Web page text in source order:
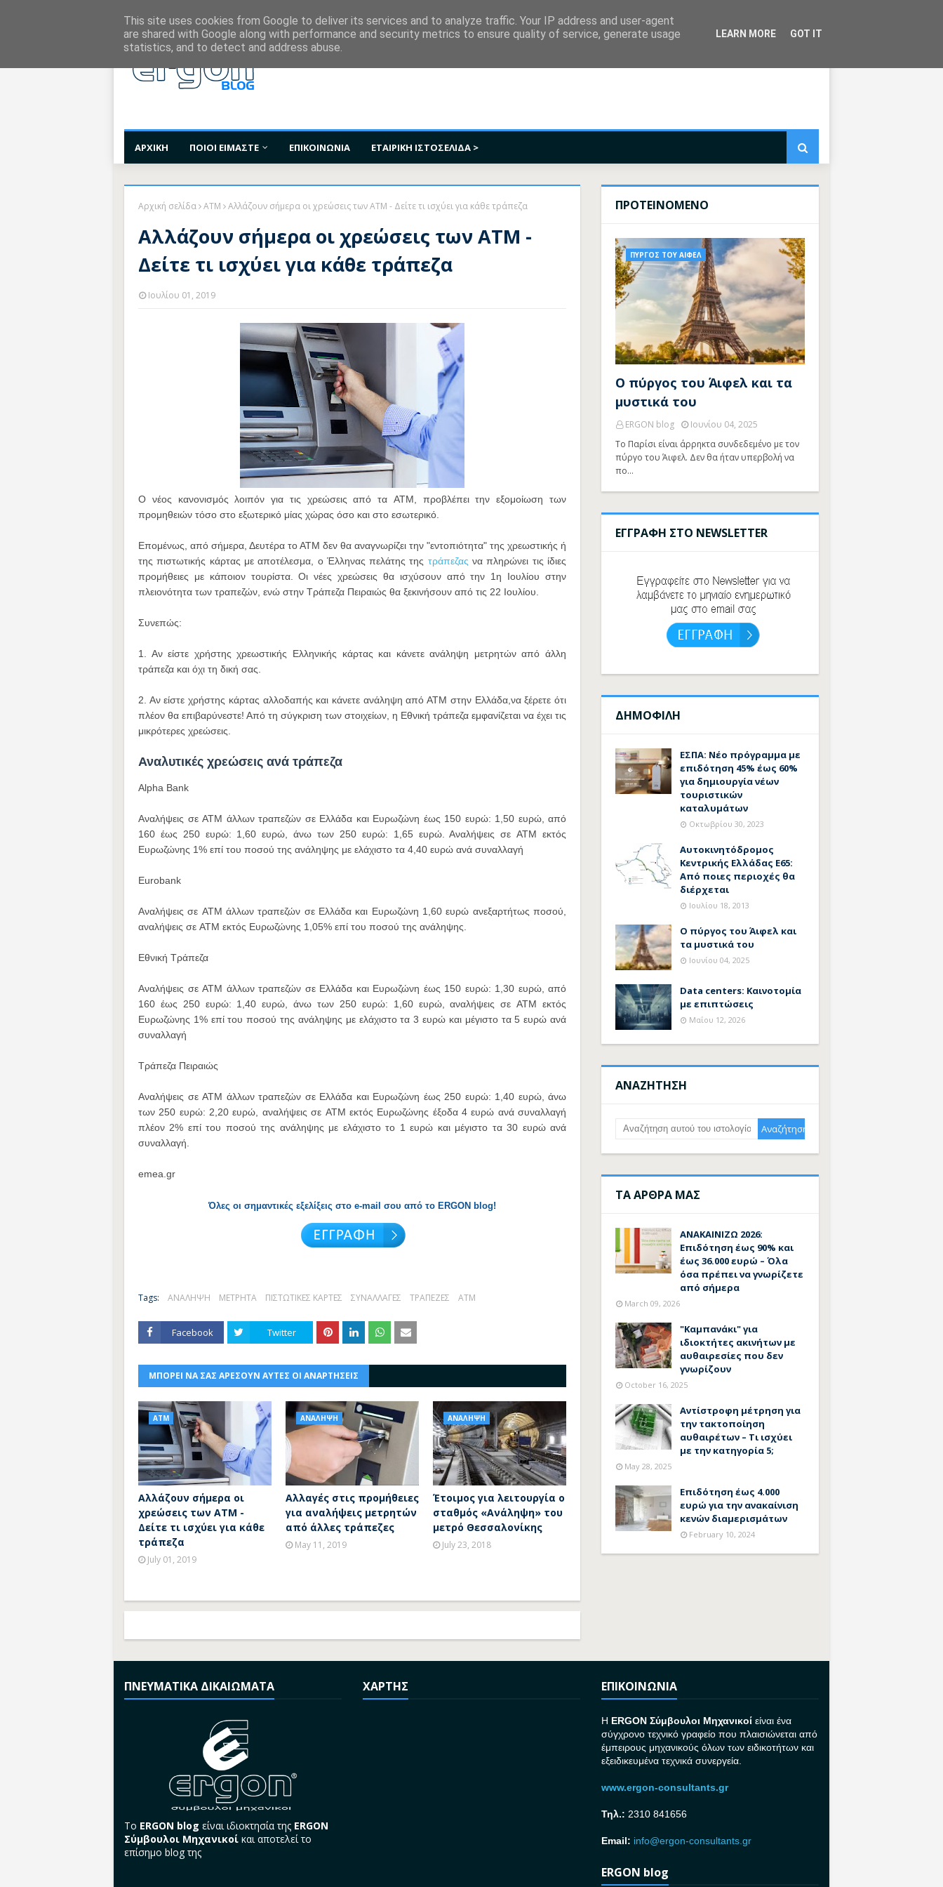
ΑΡΧΙΚΗ ΠΟΙΟΙ ΕΙΜΑΣΤΕ ΕΠΙΚΟΙΝΩΝΙΑ ΕΤΑΙΡΙΚΗ ΙΣΤΟΣΕΛΙΔΑ >
Αρχική σελίδα ATM Αλλάζουν σήμερα οι χρεώσεις των ATM - Δείτε τι ισχύει για κάθε τράπεζα
Αλλάζουν σήμερα οι χρεώσεις των ATM -
Δείτε τι ισχύει για κάθε τράπεζα
Ιουλίου 01, 2019
Ο νέος κανονισμός λοιπόν για τις χρεώσεις από τα ATM, προβλέπει την εξομοίωση των
προμηθειών τόσο στο εξωτερικό μίας χώρας όσο και στο εσωτερικό.
Επομένως, από σήμερα, Δευτέρα το ΑΤΜ δεν θα αναγνωρίζει την "εντοπιότητα" της χρεωστικής ή
της πιστωτικής κάρτας με αποτέλεσμα, ο Έλληνας πελάτης της τράπεζας να πληρώνει τις ίδιες
προμήθειες με κάποιον τουρίστα. Οι νέες χρεώσεις θα ισχύσουν από την 1η Ιουλίου στην
πλειονότητα των τραπεζών, ενώ στην Τράπεζα Πειραιώς θα ξεκινήσουν από τις 22 Ιουλίου.
Συνεπώς:
1. Αν είστε χρήστης χρεωστικής Ελληνικής κάρτας και κάνετε ανάληψη μετρητών από άλλη
τράπεζα και όχι τη δική σας.
2. Αν είστε χρήστης κάρτας αλλοδαπής και κάνετε ανάληψη από ΑΤΜ στην Ελλάδα,να ξέρετε ότι
πλέον θα επιβαρύνεστε! Από τη σύγκριση των στοιχείων, η Εθνική τράπεζα εμφανίζεται να έχει τις
μικρότερες χρεώσεις.
Αναλυτικές χρεώσεις ανά τράπεζα
Alpha Bank
Αναλήψεις σε ATM άλλων τραπεζών σε Ελλάδα και Ευρωζώνη έως 150 ευρώ: 1,50 ευρώ, από
160 έως 250 ευρώ: 1,60 ευρώ, άνω των 250 ευρώ: 1,65 ευρώ. Αναλήψεις σε ATM εκτός
Ευρωζώνης 1% επί του ποσού της ανάληψης με ελάχιστο τα 4,40 ευρώ ανά συναλλαγή
Eurobank
Αναλήψεις σε ATM άλλων τραπεζών σε Ελλάδα και Ευρωζώνη 1,60 ευρώ ανεξαρτήτως ποσού,
αναλήψεις σε ATM εκτός Ευρωζώνης 1,05% επί του ποσού της ανάληψης.
Εθνική Τράπεζα
Αναλήψεις σε ATM άλλων τραπεζών σε Ελλάδα και Ευρωζώνη έως 150 ευρώ: 1,30 ευρώ, από
160 έως 250 ευρώ: 1,40 ευρώ, άνω των 250 ευρώ: 1,60 ευρώ, αναλήψεις σε ATM εκτός
Ευρωζώνης 1% επί του ποσού της ανάληψης με ελάχιστο τα 3 ευρώ και μέγιστο τα 5 ευρώ ανά
συναλλαγή
Τράπεζα Πειραιώς
Αναλήψεις σε ATM άλλων τραπεζών σε Ελλάδα και Ευρωζώνη έως 250 ευρώ: 1,40 ευρώ, άνω
των 250 ευρώ: 2,20 ευρώ, αναλήψεις σε ATM εκτός Ευρωζώνης έξοδα 4 ευρώ ανά συναλλαγή
πλέον 2% επί του ποσού της ανάληψης με ελάχιστο το 1 ευρώ και μέγιστο τα 30 ευρώ ανά
συναλλαγή.
emea.gr
Όλες οι σημαντικές εξελίξεις στο e-mail σου από το ERGON blog!
Tags: ΑΝΑΛΗΨΗ ΜΕΤΡΗΤΑ ΠΙΣΤΩΤΙΚΕΣ ΚΑΡΤΕΣ ΣΥΝΑΛΛΑΓΕΣ ΤΡΑΠΕΖΕΣ ATM
Facebook Twitter
ΜΠΟΡΕΙ ΝΑ ΣΑΣ ΑΡΕΣΟΥΝ ΑΥΤΕΣ ΟΙ ΑΝΑΡΤΗΣΕΙΣ
ATM
Αλλάζουν σήμερα οι
χρεώσεις των ATM -
Δείτε τι ισχύει για κάθε
τράπεζα
July 01, 2019
ΑΝΑΛΗΨΗ
Αλλαγές στις προμήθειες
για αναλήψεις μετρητών
από άλλες τράπεζες
May 11, 2019
ΑΝΑΛΗΨΗ
Έτοιμος για λειτουργία ο
σταθμός «Ανάληψη» του
μετρό Θεσσαλονίκης
July 23, 2018
ΠΡΟΤΕΙΝΟΜΕΝΟ
ΠΥΡΓΟΣ ΤΟΥ ΑΙΦΕΛ
Ο πύργος του Άιφελ και τα
μυστικά του
ERGON blog
Ιουνίου 04, 2025
Το Παρίσι είναι άρρηκτα συνδεδεμένο με τον
πύργο του Άιφελ. Δεν θα ήταν υπερβολή να
πο…
ΕΓΓΡΑΦΗ ΣΤΟ NEWSLETTER
ΔΗΜΟΦΙΛΗ
ΕΣΠΑ: Νέο πρόγραμμα με
επιδότηση 45% έως 60%
για δημιουργία νέων
τουριστικών
καταλυμάτων
Οκτωβρίου 30, 2023
Αυτοκινητόδρομος
Κεντρικής Ελλάδας Ε65:
Από ποιες περιοχές θα
διέρχεται
Ιουλίου 18, 2013
Ο πύργος του Άιφελ και
τα μυστικά του
Ιουνίου 04, 2025
Data centers: Καινοτομία
με επιπτώσεις
Μαΐου 12, 2026
ΑΝΑΖΗΤΗΣΗ
ΤΑ ΑΡΘΡΑ ΜΑΣ
ΑΝΑΚΑΙΝΙΖΩ 2026:
Επιδότηση έως 90% και
έως 36.000 ευρώ – Όλα
όσα πρέπει να γνωρίζετε
από σήμερα
March 09, 2026
"Καμπανάκι" για
ιδιοκτήτες ακινήτων με
αυθαιρεσίες που δεν
γνωρίζουν
October 16, 2025
Αντίστροφη μέτρηση για
την τακτοποίηση
αυθαιρέτων – Τι ισχύει
με την κατηγορία 5;
May 28, 2025
Επιδότηση έως 4.000
ευρώ για την ανακαίνιση
κενών διαμερισμάτων
February 10, 2024
ΠΝΕΥΜΑΤΙΚΑ ΔΙΚΑΙΩΜΑΤΑ
Το ERGON blog είναι ιδιοκτησία της ERGON
Σύμβουλοι Μηχανικοί και αποτελεί το
επίσημο blog της
ΧΑΡΤΗΣ ΕΠΙΚΟΙΝΩΝΙΑ
H ERGON Σύμβουλοι Μηχανικοί είναι ένα
σύγχρονο τεχνικό γραφείο που πλαισιώνεται από
έμπειρους μηχανικούς όλων των ειδικοτήτων και
εξειδικευμένα τεχνικά συνεργεία.
www.ergon-consultants.gr
Τηλ.: 2310 841656
Email: info@ergon-consultants.gr
ERGON blog
This site uses cookies from Google to deliver its services and to analyze traffic. Your IP address and user-agent
are shared with Google along with performance and security metrics to ensure quality of service, generate usage
statistics, and to detect and address abuse.
LEARN MORE GOT IT